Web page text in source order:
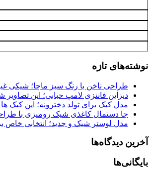
نوشته‌های تازه
طراحی ناخن با رنگ سبز ماچا؛ شیکی
دیزاین فانتزی لامپ حبابی؛ این
مدل کیک برای تولد دخترونه؛ این کیک
جا دستمال کاغذی شیک رومیزی با
مدل لوستر شیک و جدید؛ انتخابی خاص
آخرین دیدگاه‌ها
بایگانی‌ها